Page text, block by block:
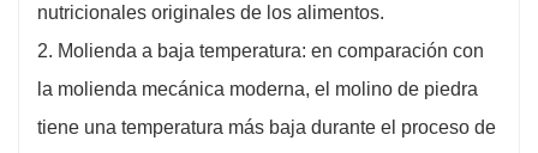
nutricionales originales de los alimentos.
2. Molienda a baja temperatura: en comparación con
la molienda mecánica moderna, el molino de piedra
tiene una temperatura más baja durante el proceso de